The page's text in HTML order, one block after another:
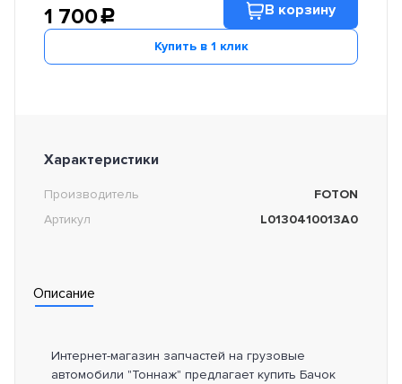
1 700c В корзину
Купить в 1 клик
Характеристики
Производитель
FOTON
Артикул
L0130410013A0
Описание
Интернет-магазин запчастей на грузовые
автомобили "Тоннаж" предлагает купить Бачок